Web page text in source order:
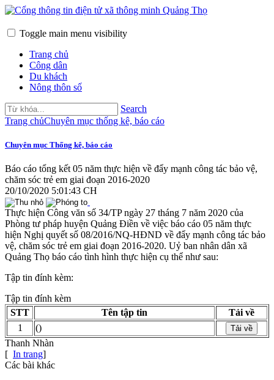
Toggle main menu visibility
Trang chủ
Công dân
Du khách
Nông thôn số
Search
Trang chủChuyên mục thống kê, báo cáo
Chuyên mục Thống kê, báo cáo
Báo cáo tổng kết 05 năm thực hiện về đẩy mạnh công tác bảo vệ,
chăm sóc trẻ em giai đoạn 2016-2020
20/10/2020 5:01:43 CH
Thực hiện Công văn số 34/TP ngày 27 tháng 7 năm 2020 của
Phòng tư pháp huyện Quảng Điền về việc báo cáo 05 năm thực
hiện Nghị quyết số 08/2016/NQ-HĐND về đẩy mạnh công tác bảo
vệ, chăm sóc trẻ em giai đoạn 2016-2020. Uỷ ban nhân dân xã
Quảng Thọ báo cáo tình hình thực hiện cụ thể như sau:
Tập tin đính kèm:
Tập tin đính kèm
STT
Tên tập tin
Tải về
1
() Tải về
Thanh Nhàn
[ In trang]
Các bài khác